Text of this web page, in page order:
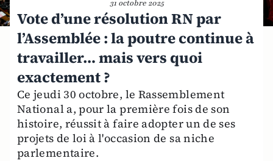
31 octobre 2025
Vote d’une résolution RN par
l’Assemblée : la poutre continue à
travailler… mais vers quoi
exactement ?
Ce jeudi 30 octobre, le Rassemblement
National a, pour la première fois de son
histoire, réussit à faire adopter un de ses
projets de loi à l'occasion de sa niche
parlementaire.